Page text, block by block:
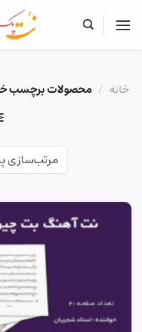
خانه / محصولات برچسب